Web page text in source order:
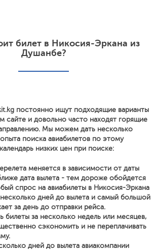
билет в Никосия-Эркана из
Душанбе?
постоянно ищут подходящие варианты
сайте и довольно часто находят горящие
Мы можем дать несколько
поиска авиабилетов по этому
низких цен при поиске:
меняется в зависимости от даты
дата вылета - тем дороже обойдется
спрос на авиабилеты в Никосия-Эркана
несколько дней до вылета и самый большой
за день до отправки рейса.
билеты за несколько недель или месяцев,
сэкономить и не переплачивать
дней до вылета авиакомпании